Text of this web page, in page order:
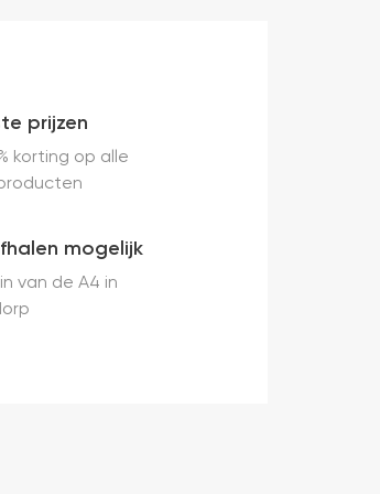
prijzen
korting op alle
mogelijk
van de A4 in